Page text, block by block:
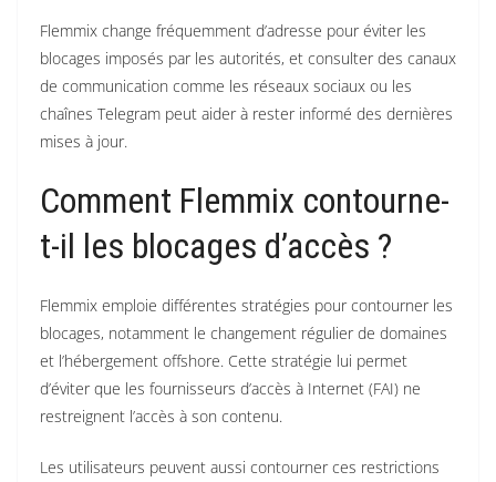
Flemmix change fréquemment d’adresse pour éviter les
blocages imposés par les autorités, et consulter des canaux
de communication comme les réseaux sociaux ou les
chaînes Telegram peut aider à rester informé des dernières
mises à jour.
Comment Flemmix contourne-
t-il les blocages d’accès ?
Flemmix emploie différentes stratégies pour contourner les
blocages, notamment le changement régulier de domaines
et l’hébergement offshore. Cette stratégie lui permet
d’éviter que les fournisseurs d’accès à Internet (FAI) ne
restreignent l’accès à son contenu.
Les utilisateurs peuvent aussi contourner ces restrictions